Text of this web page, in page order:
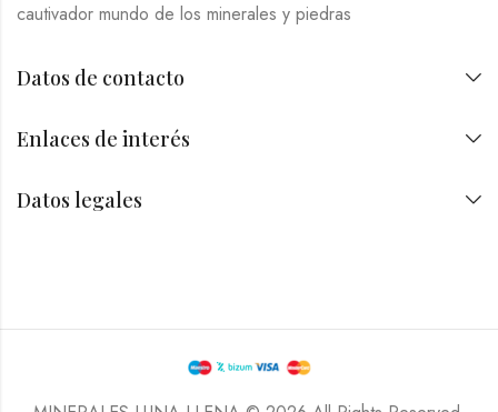
cautivador mundo de los minerales y piedras
Datos de contacto
Enlaces de interés
Datos legales